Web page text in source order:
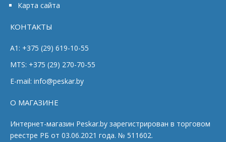
Карта сайта
КОНТАКТЫ
A1: +375 (29) 619-10-55
MTS: +375 (29) 270-70-55
E-mail: info@peskar.by
О МАГАЗИНЕ
Интернет-магазин Peskar.by зарегистрирован в торговом
реестре РБ от 03.06.2021 года. № 511602.